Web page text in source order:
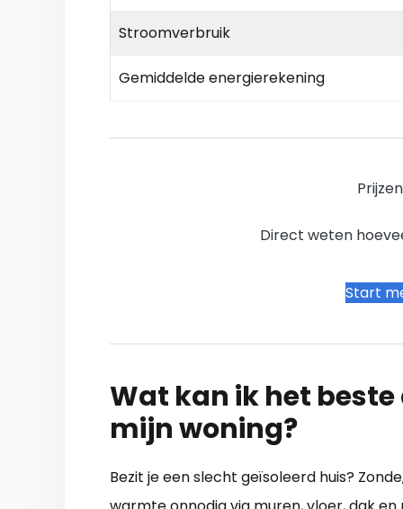
Stroomverbruik
Gemiddelde energierekening
Direct weten
Start
Wat kan ik het
mijn woning?
Bezit je een slecht geïsoleerd huis?